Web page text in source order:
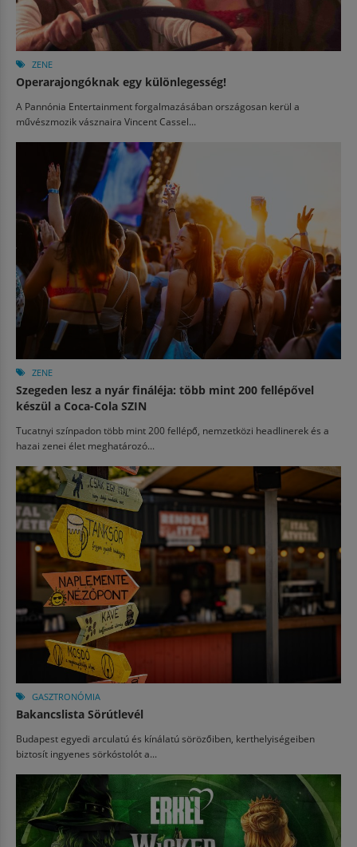
ZENE
Operarajongóknak egy különlegesség!
A Pannónia Entertainment forgalmazásában országosan kerül a
művészmozik vásznaira Vincent Cassel...
ZENE
Szegeden lesz a nyár fináléja: több mint 200 fellépővel
készül a Coca-Cola SZIN
Tucatnyi színpadon több mint 200 fellépő, nemzetközi headlinerek és a
hazai zenei élet meghatározó...
GASZTRONÓMIA
Bakancslista Sörútlevél
Budapest egyedi arculatú és kínálatú sörözőiben, kerthelyiségeiben
biztosít ingyenes sörkóstolót a...